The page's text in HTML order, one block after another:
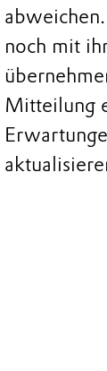
noch mit
Mitteilung